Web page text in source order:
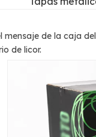
de la caja
de licor.